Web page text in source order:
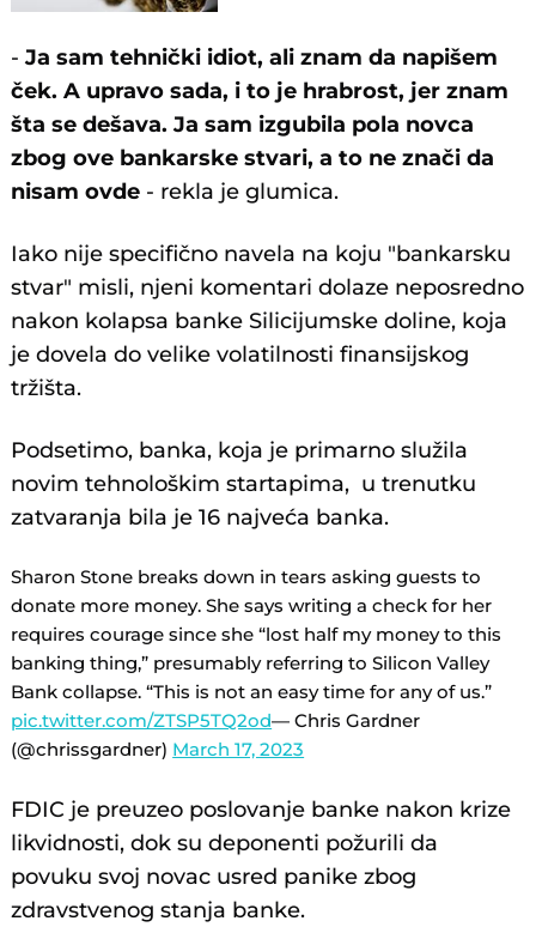
- Ja sam tehnički idiot, ali znam da napišem
ček. A upravo sada, i to je hrabrost, jer znam
šta se dešava. Ja sam izgubila pola novca
zbog ove bankarske stvari, a to ne znači da
nisam ovde - rekla je glumica.
Iako nije specifično navela na koju "bankarsku
stvar" misli, njeni komentari dolaze neposredno
nakon kolapsa banke Silicijumske doline, koja
je dovela do velike volatilnosti finansijskog
tržišta.
Podsetimo, banka, koja je primarno služila
novim tehnološkim startapima, u trenutku
zatvaranja bila je 16 najveća banka.
Sharon Stone breaks down in tears asking guests to
donate more money. She says writing a check for her
requires courage since she “lost half my money to this
banking thing,” presumably referring to Silicon Valley
Bank collapse. “This is not an easy time for any of us.”
pic.twitter.com/ZTSP5TQ2od— Chris Gardner
(@chrissgardner) March 17, 2023
FDIC je preuzeo poslovanje banke nakon krize
likvidnosti, dok su deponenti požurili da
povuku svoj novac usred panike zbog
zdravstvenog stanja banke.